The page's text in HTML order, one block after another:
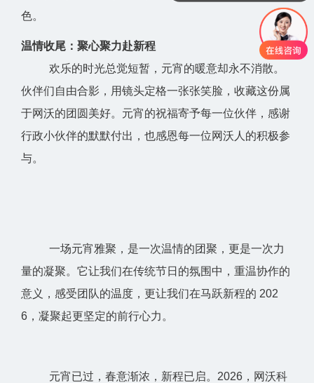
色。
温情收尾：聚心聚力赴新程
欢乐的时光总觉短暂，元宵的暖意却永不消散。
伙伴们自由合影，用镜头定格一张张笑脸，收藏这份属
于网沃的团圆美好。元宵的祝福寄予每一位伙伴，感谢
行政小伙伴的默默付出，也感恩每一位网沃人的积极参
与。
一场元宵雅聚，是一次温情的团聚，更是一次力
量的凝聚。它让我们在传统节日的氛围中，重温协作的
意义，感受团队的温度，更让我们在马跃新程的 202
6，凝聚起更坚定的前行心力。
元宵已过，春意渐浓，新程已启。2026，网沃科